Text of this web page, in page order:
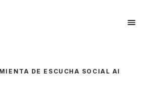
DE ESCUCHA SOCIAL AI